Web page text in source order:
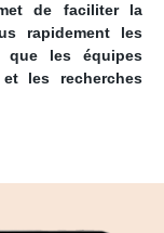
de faciliter la
rapidement les
les équipes
les recherches